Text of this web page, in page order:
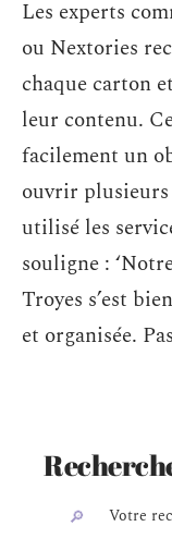
Les experts
ou Nextories
chaque carton
leur contenu.
facilement un
ouvrir
utilisé les
souligne :
Troyes s’est
et organisée.